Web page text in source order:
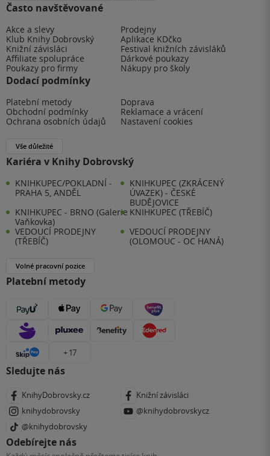
Často navštěvované
Akce a slevy
Prodejny
Klub Knihy Dobrovský
Aplikace KDčko
Knižní závisláci
Festival knižních závisláků
Affiliate spolupráce
Dárkové poukazy
Poukazy pro firmy
Nákupy pro školy
Dodací podmínky
Platební metody
Doprava
Obchodní podmínky
Reklamace a vrácení
Ochrana osobních údajů
Nastavení cookies
Vše důležité
Kariéra v Knihy Dobrovský
KNIHKUPEC/POKLADNÍ -
PRAHA 5, ANDĚL
KNIHKUPEC (ZKRÁCENÝ
ÚVAZEK) - ČESKÉ
BUDĚJOVICE
KNIHKUPEC - BRNO (Galerie
Vaňkovka)
KNIHKUPEC (TŘEBÍČ)
VEDOUCÍ PRODEJNY
(TŘEBÍČ)
VEDOUCÍ PRODEJNY
(OLOMOUC - OC HANÁ)
Volné pracovní pozice
Platební metody
+ 17
Sledujte nás
KnihyDobrovsky.cz
Knižní závisláci
knihydobrovsky
@knihydobrovskycz
@knihydobrovsky
Odebírejte nás